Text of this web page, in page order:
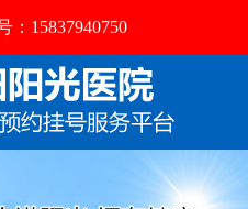
：15837940750